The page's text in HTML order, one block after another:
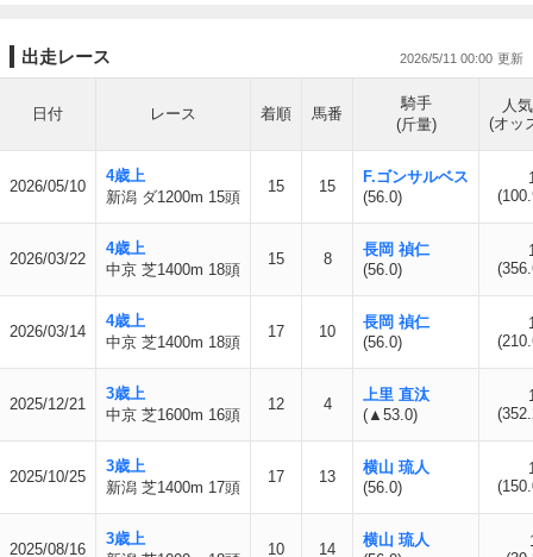
出走レース 2026/5/11 00:00
日付 レース 着順 馬番
騎手
(斤量)
人気
(オッ
2026/05/10
4歳上
新潟 ダ1200m 15頭
15 15
F.ゴンサルベス
(56.0)
2026/03/22
4歳上
中京 芝1400m 18頭
15 8
長岡 禎仁
(56.0)
2026/03/14
4歳上
中京 芝1400m 18頭
17 10
長岡 禎仁
(56.0)
2025/12/21
3歳上
中京 芝1600m 16頭
12 4
上里 直汰
(▲53.0)
2025/10/25
3歳上
新潟 芝1400m 17頭
17 13
横山 琉人
(56.0)
2025/08/16
3歳上
10 14
横山 琉人